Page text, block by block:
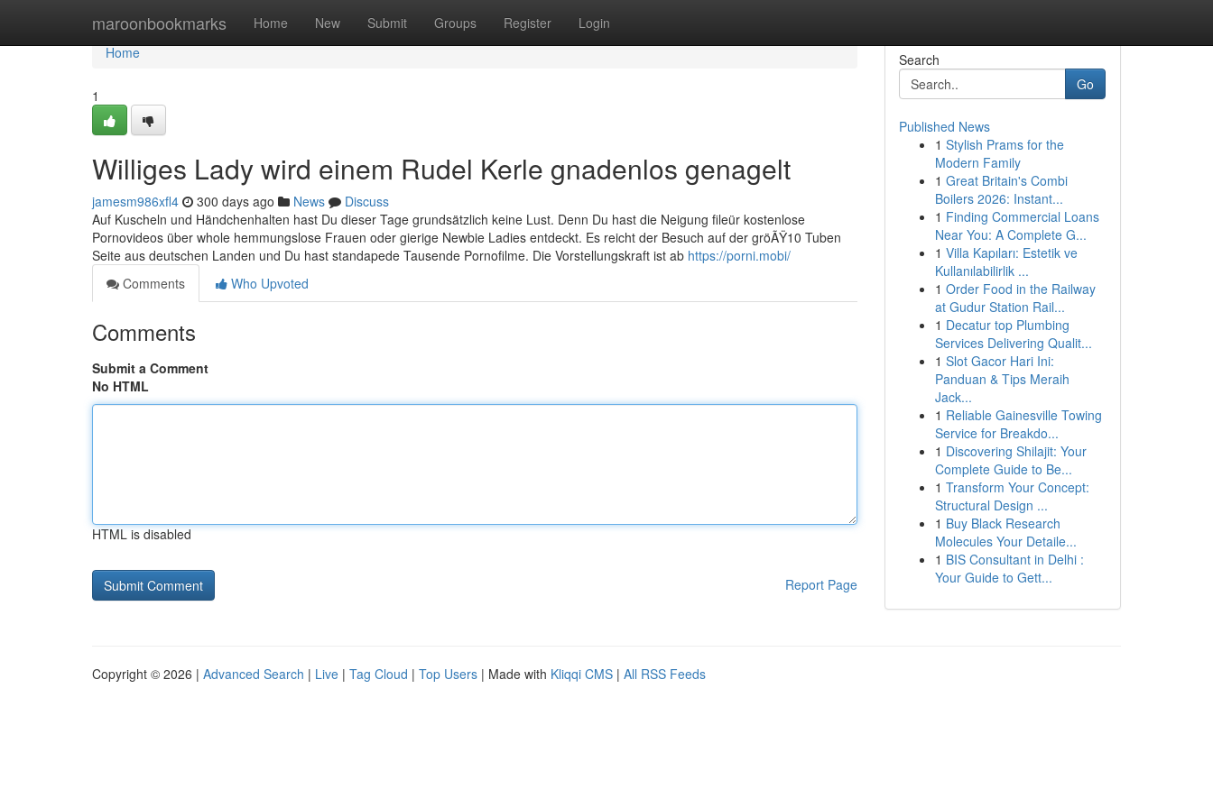
maroonbookmarks Home New Submit Groups Register Login
Home
Home
1
Williges Lady wird einem Rudel Kerle gnadenlos genagelt
jamesm986xfl4 300 days ago News
Discuss
Auf Kuscheln und Händchenhalten hast Du dieser Tage grundsätzlich keine Lust. Denn Du hast die Neigung fileür kostenlose
Pornovideos über whole hemmungslose Frauen oder gierige Newbie Ladies entdeckt. Es reicht der Besuch auf der gröÃŸ10 Tuben
Seite aus deutschen Landen und Du hast standapede Tausende Pornofilme. Die Vorstellungskraft ist ab https://porni.mobi/
Comments
Who Upvoted
Comments
Submit a Comment
No HTML
HTML is disabled
Report Page
Search
Go
Published News
1 Stylish Prams for the
Modern Family
1 Great Britain's Combi
Boilers 2026: Instant...
1 Finding Commercial Loans
Near You: A Complete G...
1 Villa Kapıları: Estetik ve
Kullanılabilirlik ...
1 Order Food in the Railway
at Gudur Station Rail...
1 Decatur top Plumbing
Services Delivering Qualit...
1 Slot Gacor Hari Ini:
Panduan & Tips Meraih
Jack...
1 Reliable Gainesville Towing
Service for Breakdo...
1 Discovering Shilajit: Your
Complete Guide to Be...
1 Transform Your Concept:
Structural Design ...
1 Buy Black Research
Molecules Your Detaile...
1 BIS Consultant in Delhi :
Your Guide to Gett...
Copyright © 2026 | Advanced Search | Live | Tag Cloud | Top Users | Made with Kliqqi CMS | All RSS Feeds